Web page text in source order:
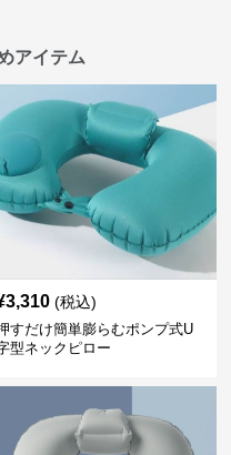
アイテム
3,310 (税込)
すだけ簡単膨らむポンプ式U
型ネックピロー